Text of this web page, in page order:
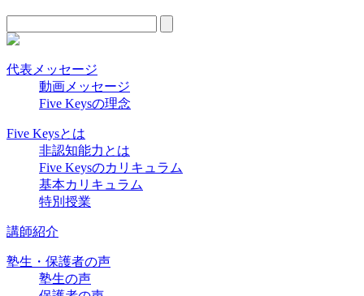
代表メッセージ
動画メッセージ
Five Keysの理念
Five Keysとは
非認知能力とは
Five Keysのカリキュラム
基本カリキュラム
特別授業
講師紹介
塾生・保護者の声
塾生の声